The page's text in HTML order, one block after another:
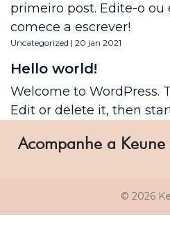
primeiro post. Edite-o ou
comece a escrever!
Uncategorized | 20 jan 2021
Hello world!
Welcome to WordPress.
Edit or delete it, then
Acompanhe a Keune
© 2026